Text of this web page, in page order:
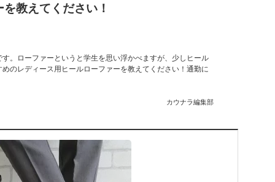
教えてください！
。ローファーというと学生を思い浮かべますが、少しヒール
のレディース用ヒールローファーを教えてください！通勤に
カウナラ編集部